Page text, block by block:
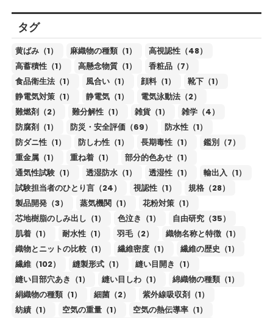
タグ
黄ばみ（1） 麻織物の種類（1）
高視認性（48）
高蓄積性（1）
高懸念物質（1）
香粧品（7）
食品衛生法（1）
風合い（1） 顔料（1）
靴下（1）
静電気対策（1）
静電気（1）
電気泳動法（2）
難燃剤（2）
難分解性（1） 雑貨（1）
雑学（4）
防腐剤（1）
防災・安全評価（69）
防水性（1）
防ダニ性（1）
防しわ性（1） 長期毒性（1）
鑑別（7）
重金属（1）
重ね着（1）
部分的色あせ（1）
通気性試験（1）
透湿防水（1） 透湿性（1）
輸出入（1）
試験担当者のひとり言（24）
視認性（1）
規格（28）
製品開発（3）
蒸気機関（1）
花粉対策（1）
芯地樹脂のしみ出し（1）
色泣き（1）
自由研究（35）
肌着（1）
耐水性（1） 羽毛（2）
織物名称と特徴（1）
織物とニットの比較（1）
繊維密度（1）
繊維の歴史（1）
繊維（102）
縫製形式（1）
縫い目開き（1）
縫い目部穴あき（1）
縫い目しわ（1）
綿織物の種類（1）
絹織物の種類（1）
細菌（2）
紫外線吸収剤（1）
紡績（1）
空気の重量（1）
空気の熱伝導率（1）